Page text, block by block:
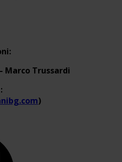
Marco Trussardi
)